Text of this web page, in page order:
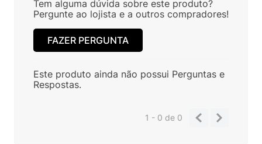
Tem alguma dúvida sobre este produto?
Pergunte ao lojista e a outros compradores!
FAZER PERGUNTA
Este produto ainda não possui Perguntas e
Respostas.
1 - 0de 0